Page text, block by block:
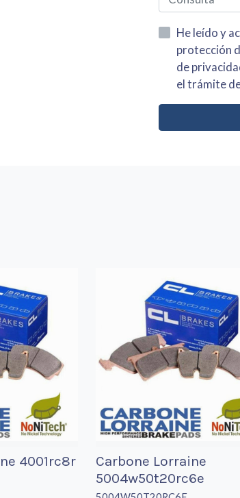
He leído y acepto la
protección de datos asi como el
de privacidad y acepto el tratamiento de mis
el trámite
4001rc8r
Carbone Lorraine
5004w50t20rc6e